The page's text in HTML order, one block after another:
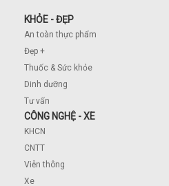
KHỎE - ĐẸP
An toàn thực phẩm
Đẹp +
Thuốc & Sức khỏe
Dinh dưỡng
Tư vấn
CÔNG NGHỆ - XE
KHCN
CNTT
Viễn thông
Xe